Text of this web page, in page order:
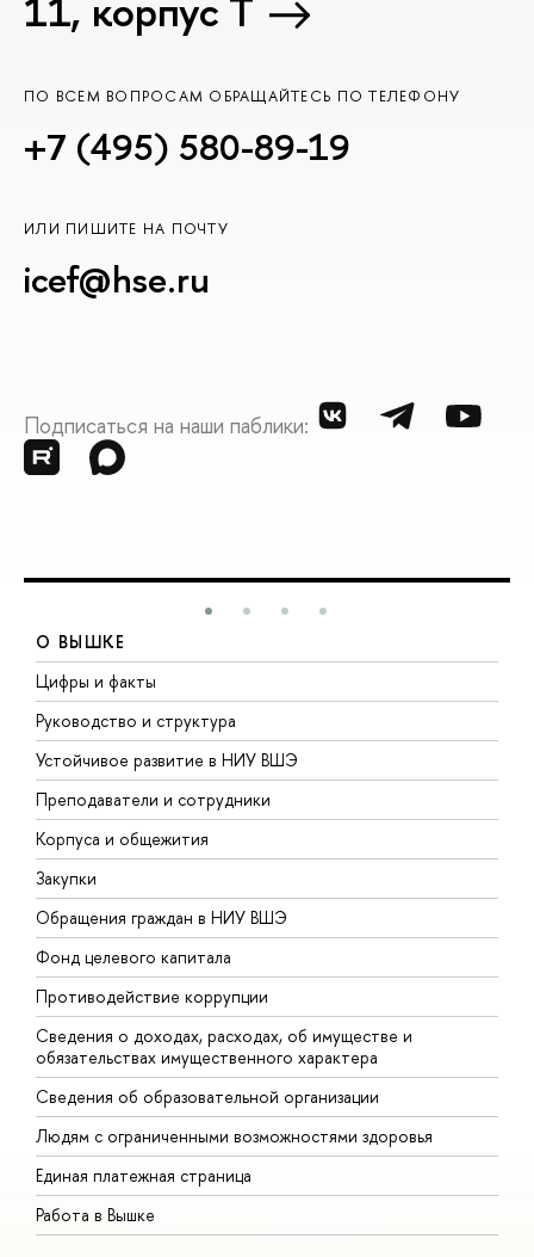
ПО ВСЕМ ВОПРОСАМ ОБРАЩАЙТЕСЬ ПО ТЕЛЕФОНУ
+7 (495) 580-89-19
ИЛИ ПИШИТЕ НА ПОЧТУ
icef@hse.ru
Подписаться на наши паблики:
О ВЫШКЕ
Цифры и факты
Руководство и структура
Устойчивое развитие в НИУ ВШЭ
Преподаватели и сотрудники
Корпуса и общежития
Закупки
Обращения граждан в НИУ ВШЭ
Фонд целевого капитала
Противодействие коррупции
Сведения о доходах, расходах, об имуществе и
обязательствах имущественного характера
Сведения об образовательной организации
Людям с ограниченными возможностями здоровья
Единая платежная страница
Работа в Вышке